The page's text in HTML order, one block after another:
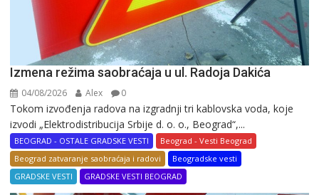
Izmena režima saobraćaja u ul. Radoja Dakića
04/08/2026 Alex 0
Tokom izvođenja radova na izgradnji tri kablovska voda, koje
izvodi „Elektrodistribucija Srbije d. o. o., Beograd“,...
BEOGRAD - OSTALE GRADSKE VESTI
Beograd - Vesti Beograd
Beograd zatvaranje saobraćaja i radovi
Beogradske vesti
GRADSKE VESTI
GRADSKE VESTI BEOGRAD